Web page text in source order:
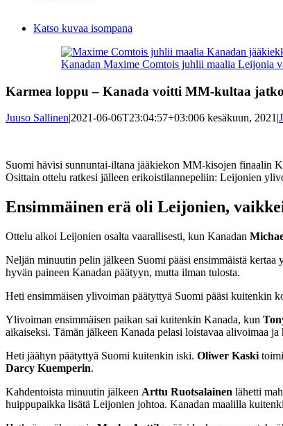
Katso kuvaa isompana
Kanadan Maxime Comtois juhlii maalia Leijonia
Karmea loppu – Kanada voitti MM-kultaa
Juuso Sallinen|2021-06-06T23:04:57+03:006 kesäkuun, 2021|
Suomi hävisi sunnuntai-iltana jääkiekon MM-kisojen finaalin
Osittain ottelu ratkesi jälleen erikoistilannepeliin: Leijonien
Ensimmäinen erä oli Leijonien,
Ottelu alkoi Leijonien osalta vaarallisesti, kun Kanadan
Neljän minuutin pelin jälkeen Suomi pääsi ensimmäistä kertaa
hyvän paineen Kanadan päätyyn, mutta ilman tulosta.
Heti ensimmäisen ylivoiman päätyttyä Suomi pääsi kuitenkin
Ylivoiman ensimmäisen paikan sai kuitenkin Kanada, kun
aikaiseksi. Tämän jälkeen Kanada pelasi loistavaa alivoimaa
Heti jäähyn päätyttyä Suomi kuitenkin iski. Oliwer Kaski
Darcy Kuemperin.
Kahdentoista minuutin jälkeen Arttu Ruotsalainen lähetti
huippupaikka lisätä Leijonien johtoa. Kanadan maalilla